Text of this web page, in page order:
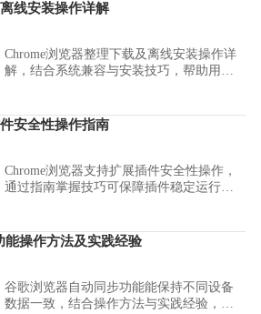
线安装操作详解
Chrome浏览器整理下载及离线安装操作详
解，结合系统兼容与安装技巧，帮助用户
安全性操作指南
Chrome浏览器支持扩展插件安全性操作，
通过指南掌握技巧可保障插件稳定运行，
能操作方法及实践经验
谷歌浏览器自动同步功能能保持不同设备
数据一致，结合操作方法与实践经验，帮